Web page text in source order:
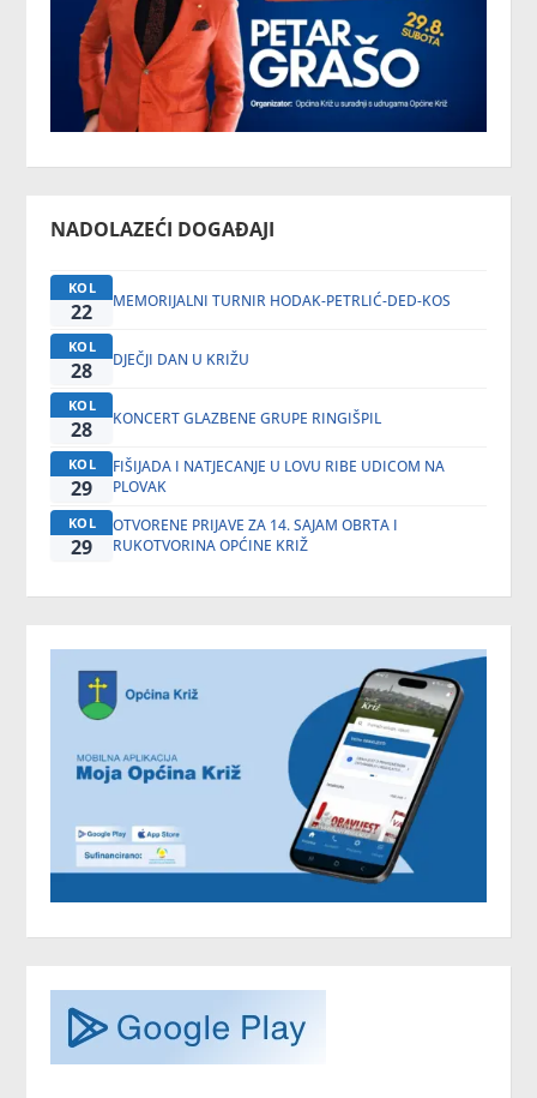
NADOLAZEĆI DOGAĐAJI
KOL
22 MEMORIJALNI TURNIR HODAK-PETRLIĆ-DED-KOS
KOL
28 DJEČJI DAN U KRIŽU
KOL
28 KONCERT GLAZBENE GRUPE RINGIŠPIL
KOL
29
FIŠIJADA I NATJECANJE U LOVU RIBE UDICOM NA
PLOVAK
KOL
29
OTVORENE PRIJAVE ZA 14. SAJAM OBRTA I
RUKOTVORINA OPĆINE KRIŽ